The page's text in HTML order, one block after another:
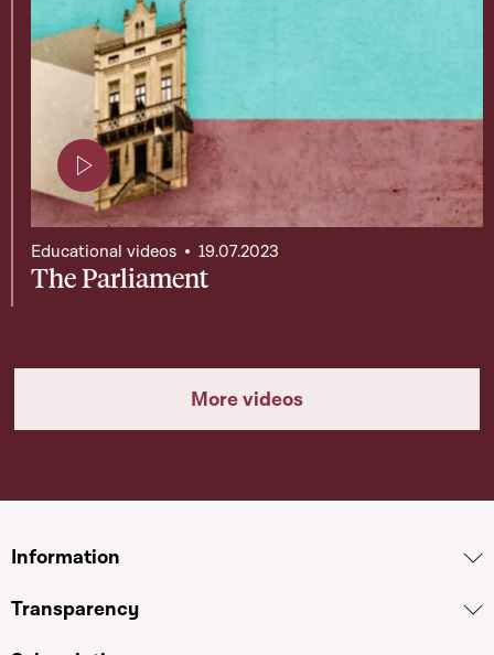
Page contenant une vidéo
The Parliament
Educational videos 19.07.2023
More videos
Information
Transparency